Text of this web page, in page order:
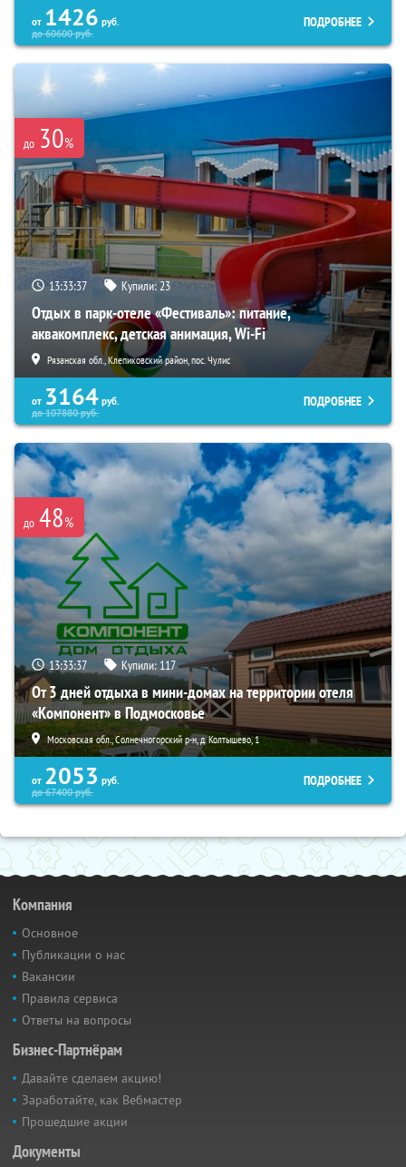
от 1426 руб.
до60600руб.
ПОДРОБНЕЕ
до 30%
13:33:35 Купили:23
Отдых в парк-отеле «Фестиваль»: питание,
аквакомплекс, детская анимация, Wi-Fi
Рязанская обл., Клепиковский район, пос. Чулис
от 3164 руб.
до107880руб.
ПОДРОБНЕЕ
до 48%
13:33:35 Купили: 117
От 3 дней отдыха в мини-домах на территории отеля
«Компонент» в Подмосковье
Московская обл., Солнечногорский р-н, д. Колтышево, 1
от 2053 руб.
до67400руб.
ПОДРОБНЕЕ
Компания
Основное
Публикации о нас
Вакансии
Правила сервиса
Ответы на вопросы
Бизнес-Партнёрам
Давайте сделаем акцию!
Заработайте, как Вебмастер
Прошедшие акции
Документы